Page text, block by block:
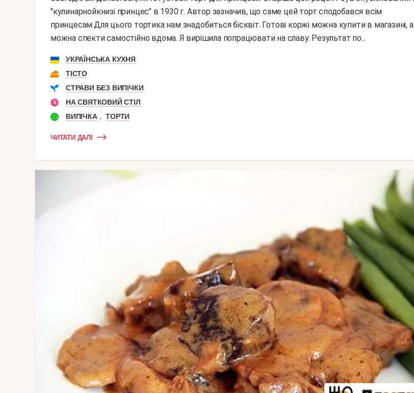
"кулинарнойкнизі принцес" в 1930 г. Автор зазначив, що саме цей торт сподобався всім
принцесам.Для цього тортика нам знадобиться бісквіт. Готові коржі можна купити в магазині, а
можна спекти самостійно вдома. Я вирішила попрацювати на славу. Результат по...
УКРАЇНСЬКА КУХНЯ
ТІСТО
СТРАВИ БЕЗ ВИПІЧКИ
НА СВЯТКОВИЙ СТІЛ
ВИПІЧКА , ТОРТИ
ЧИТАТИ ДАЛІ